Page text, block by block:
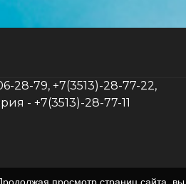
28-79, +7(3513)-28-77-22,
- +7(3513)-28-77-11